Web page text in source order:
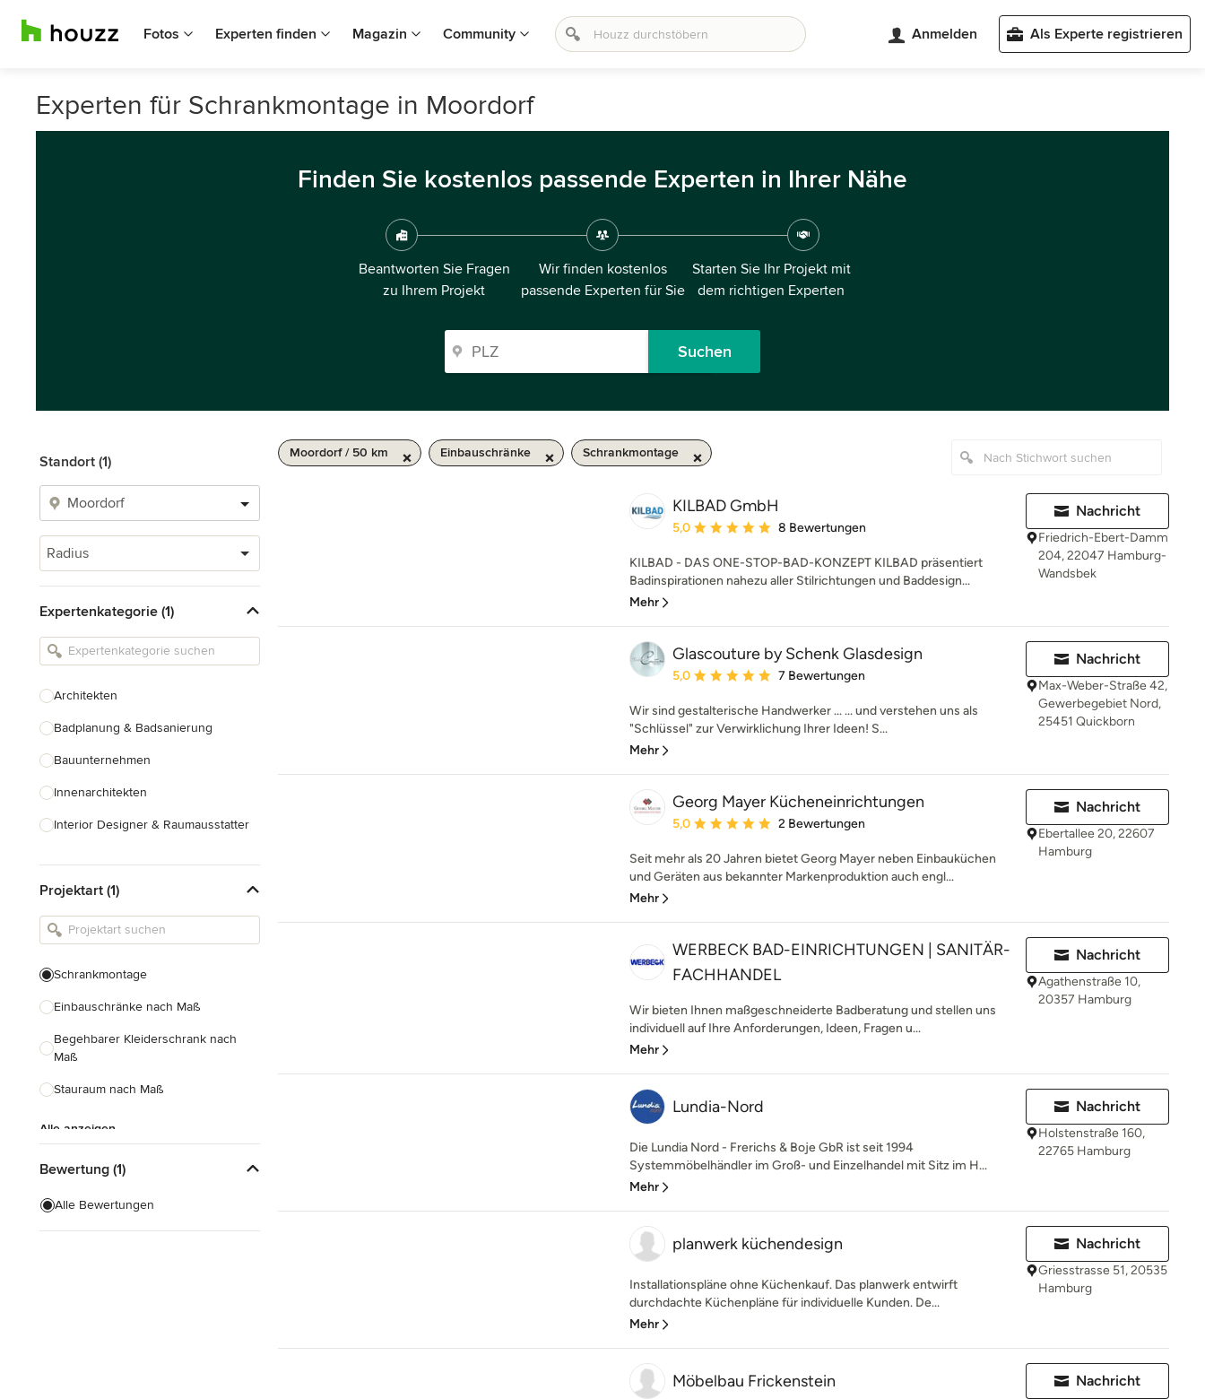
Fotos Experten finden Magazin Community Anmelden Als Experte registrieren
Experten für Schrankmontage in Moordorf
Finden Sie kostenlos passende Experten in Ihrer Nähe
Beantworten Sie Fragen
zu Ihrem Projekt
Wir finden kostenlos
passende Experten für Sie
Starten Sie Ihr Projekt mit
dem richtigen Experten
Suchen
Standort (1)
Radius
Expertenkategorie (1)
Architekten
Badplanung & Badsanierung
Bauunternehmen
Innenarchitekten
Interior Designer & Raumausstatter
Landschaftsarchitekten
Armaturen & Sanitärbedarf
Einbauschränke
Projektart (1)
Schrankmontage
Einbauschränke nach Maß
Begehbarer Kleiderschrank nach
Maß
Stauraum nach Maß
Alle anzeigen
Bewertung (1)
Alle Bewertungen
Moordorf / 50 km Einbauschränke Schrankmontage
KILBAD GmbH
Durchschnittliche Bewertung: 5 von 5 Sternen
5,0 8 Bewertungen
KILBAD - DAS ONE-STOP-BAD-KONZEPT KILBAD präsentiert
Badinspirationen nahezu aller Stilrichtungen und Baddesign...
Mehr
Nachricht
Friedrich-Ebert-Damm
204, 22047 Hamburg-
Wandsbek
Glascouture by Schenk Glasdesign
Durchschnittliche Bewertung: 5 von 5 Sternen
5,0 7 Bewertungen
Wir sind gestalterische Handwerker ... ... und verstehen uns als
"Schlüssel" zur Verwirklichung Ihrer Ideen! S...
Mehr
Nachricht
Max-Weber-Straße 42,
Gewerbegebiet Nord,
25451 Quickborn
Georg Mayer Kücheneinrichtungen
Durchschnittliche Bewertung: 5 von 5 Sternen
5,0 2 Bewertungen
Seit mehr als 20 Jahren bietet Georg Mayer neben Einbauküchen
und Geräten aus bekannter Markenproduktion auch engl...
Mehr
Nachricht
Ebertallee 20, 22607
Hamburg
WERBECK BAD-EINRICHTUNGEN | SANITÄR-
FACHHANDEL
Wir bieten Ihnen maßgeschneiderte Badberatung und stellen uns
individuell auf Ihre Anforderungen, Ideen, Fragen u...
Mehr
Nachricht
Agathenstraße 10,
20357 Hamburg
Lundia-Nord
Die Lundia Nord - Frerichs & Boje GbR ist seit 1994
Systemmöbelhändler im Groß- und Einzelhandel mit Sitz im H...
Mehr
Nachricht
Holstenstraße 160,
22765 Hamburg
planwerk küchendesign
Installationspläne ohne Küchenkauf. Das planwerk entwirft
durchdachte Küchenpläne für individuelle Kunden. De...
Mehr
Nachricht
Griesstrasse 51, 20535
Hamburg
Möbelbau Frickenstein Nachricht